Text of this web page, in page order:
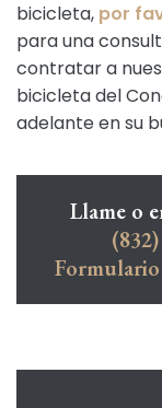
bicicleta, por
para una
contratar a
bicicleta del
adelante en su
Llame o
Formulario